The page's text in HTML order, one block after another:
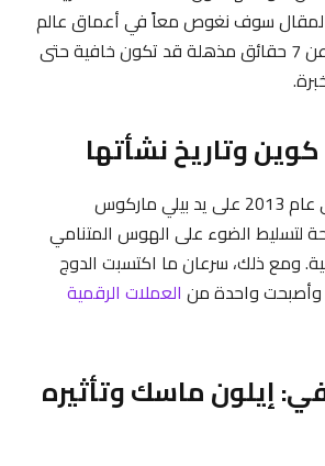
سوف نغوص معاً في أعماق عالم
لنكشف عن 7 حقائق مذهلة قد تكون خافية حتى
نشأت الدوج كوين في عام 2013 على يد بيلي ماركوس
لتسليط الضوء على الهوس المتنامي
ومع ذلك، سرعان ما اكتسبت الدوج
واحدة من العملات الرقمية
إيلون ماسك وتأثيره